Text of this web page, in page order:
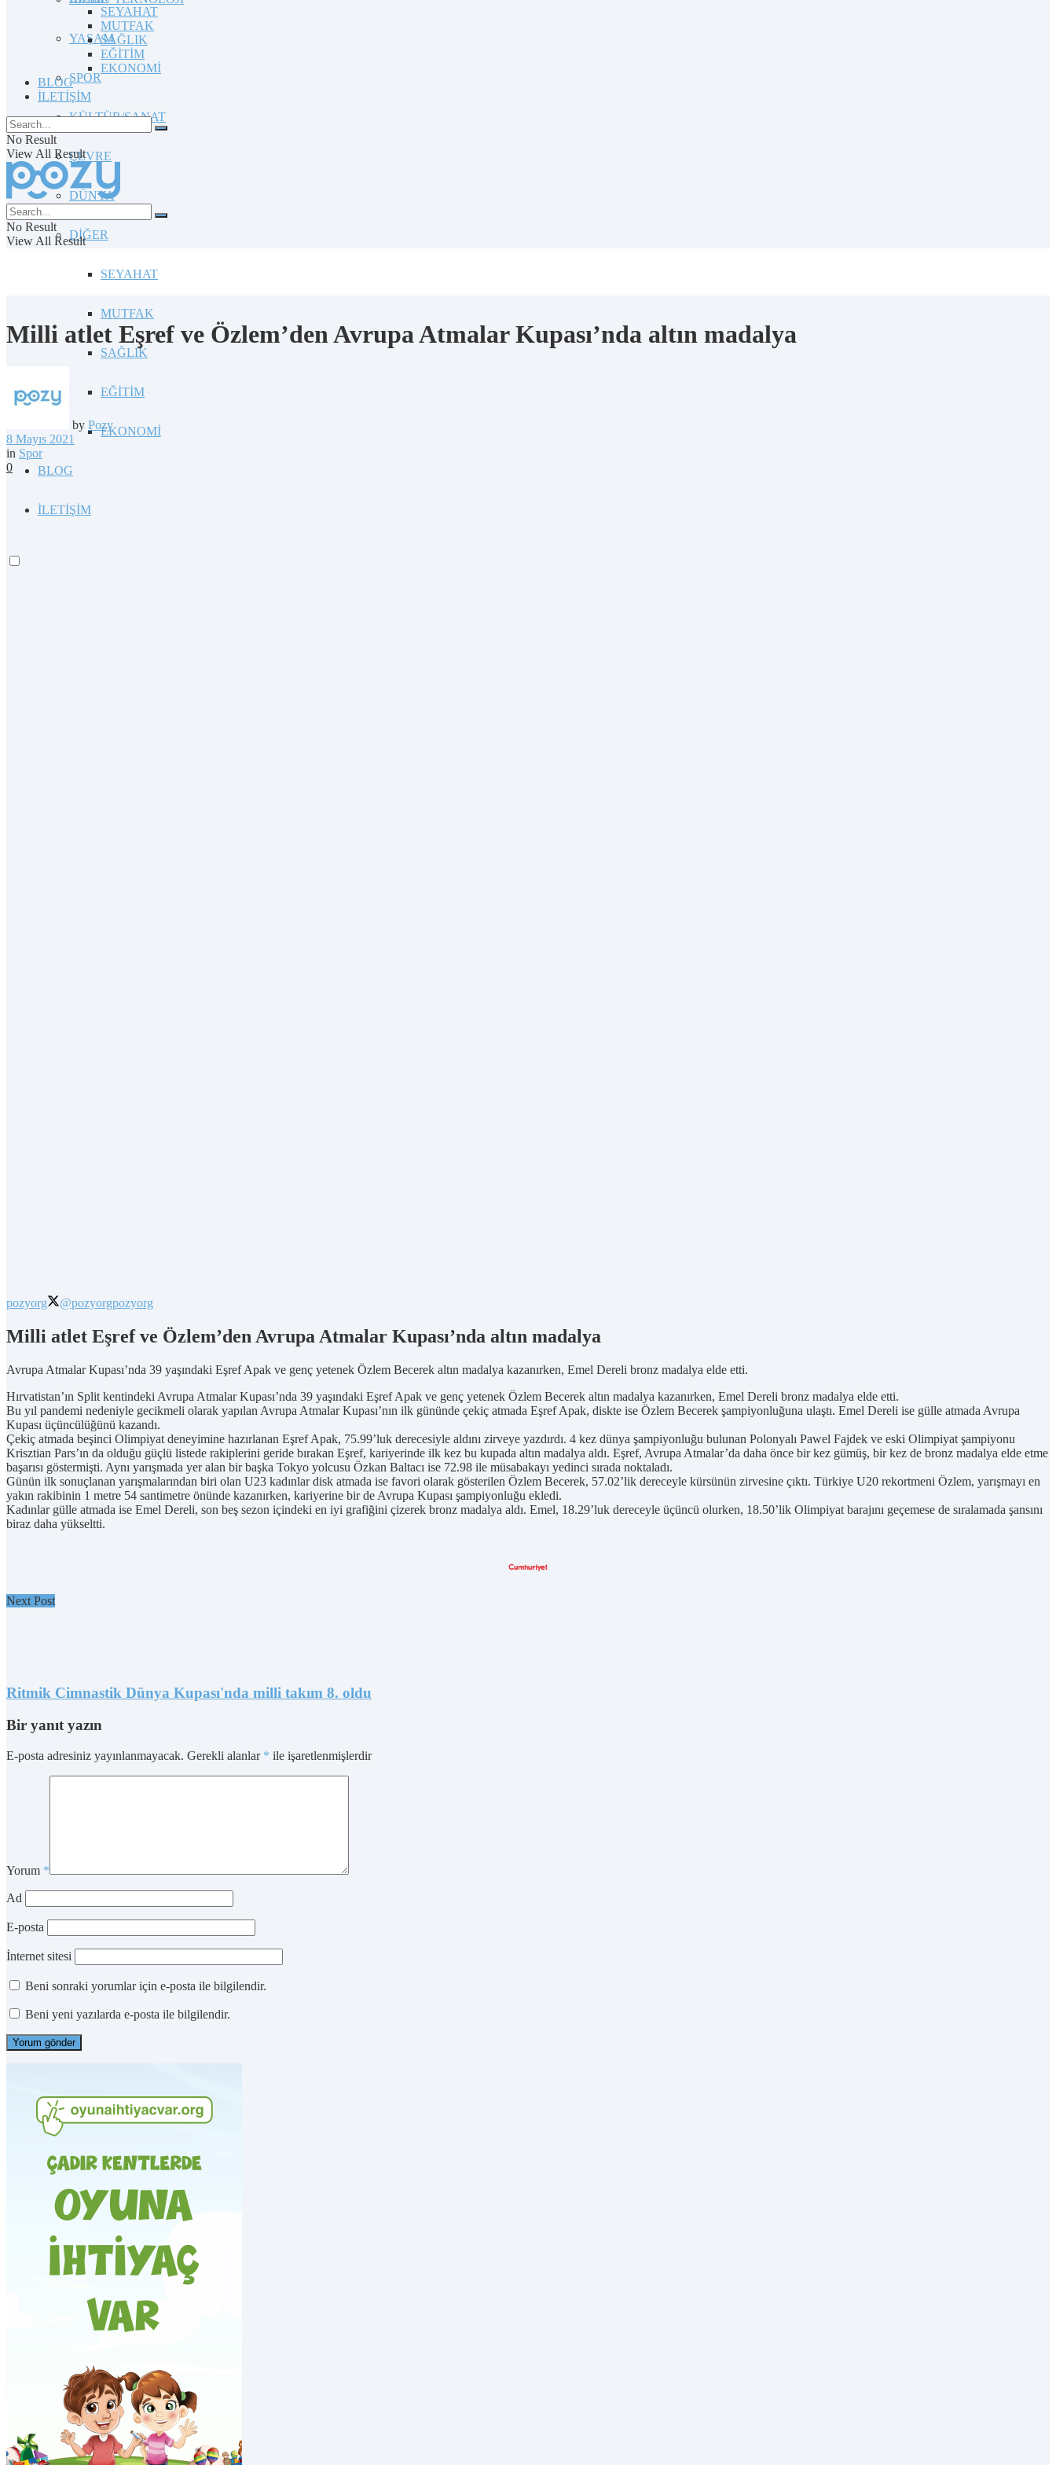
YAŞAM
SPOR
KÜLTÜR/SANAT
ÇEVRE
DÜNYA
DİĞER
SEYAHAT
MUTFAK
SAĞLIK
EĞİTİM
EKONOMİ
BLOG
İLETİŞİM
SEYAHAT
MUTFAK
SAĞLIK
EĞİTİM
EKONOMİ
BLOG
İLETİŞİM
No Result
View All Result
No Result
View All Result
Milli atlet Eşref ve Özlem’den Avrupa Atmalar Kupası’nda altın madalya
by Pozy
8 Mayıs 2021
in Spor
0
pozyorg @pozyorgpozyorg
Milli atlet Eşref ve Özlem’den Avrupa Atmalar Kupası’nda altın madalya
Avrupa Atmalar Kupası’nda 39 yaşındaki Eşref Apak ve genç yetenek Özlem Becerek altın madalya kazanırken, Emel Dereli bronz madalya elde etti.
Hırvatistan’ın Split kentindeki Avrupa Atmalar Kupası’nda 39 yaşındaki Eşref Apak ve genç yetenek Özlem Becerek altın madalya kazanırken, Emel Dereli bronz madalya elde etti.
Bu yıl pandemi nedeniyle gecikmeli olarak yapılan Avrupa Atmalar Kupası’nın ilk gününde çekiç atmada Eşref Apak, diskte ise Özlem Becerek şampiyonluğuna ulaştı. Emel Dereli ise gülle atmada Avrupa
Kupası üçüncülüğünü kazandı.
Çekiç atmada beşinci Olimpiyat deneyimine hazırlanan Eşref Apak, 75.99’luk derecesiyle aldını zirveye yazdırdı. 4 kez dünya şampiyonluğu bulunan Polonyalı Pawel Fajdek ve eski Olimpiyat şampiyonu
Krisztian Pars’ın da olduğu güçlü listede rakiplerini geride bırakan Eşref, kariyerinde ilk kez bu kupada altın madalya aldı. Eşref, Avrupa Atmalar’da daha önce bir kez gümüş, bir kez de bronz madalya elde etme
başarısı göstermişti. Aynı yarışmada yer alan bir başka Tokyo yolcusu Özkan Baltacı ise 72.98 ile müsabakayı yedinci sırada noktaladı.
Günün ilk sonuçlanan yarışmalarından biri olan U23 kadınlar disk atmada ise favori olarak gösterilen Özlem Becerek, 57.02’lik dereceyle kürsünün zirvesine çıktı. Türkiye U20 rekortmeni Özlem, yarışmayı en
yakın rakibinin 1 metre 54 santimetre önünde kazanırken, kariyerine bir de Avrupa Kupası şampiyonluğu ekledi.
Kadınlar gülle atmada ise Emel Dereli, son beş sezon içindeki en iyi grafiğini çizerek bronz madalya aldı. Emel, 18.29’luk dereceyle üçüncü olurken, 18.50’lik Olimpiyat barajını geçemese de sıralamada şansını
biraz daha yükseltti.
Next Post
Ritmik Cimnastik Dünya Kupası'nda milli takım 8. oldu
Bir yanıt yazın
E-posta adresiniz yayınlanmayacak. Gerekli alanlar * ile işaretlenmişlerdir
Yorum *
Ad
E-posta
İnternet sitesi
Beni sonraki yorumlar için e-posta ile bilgilendir.
Beni yeni yazılarda e-posta ile bilgilendir.